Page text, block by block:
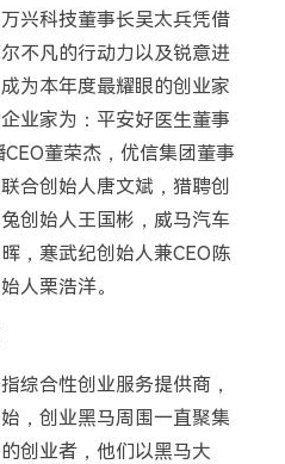
兴科技董事长吴太兵凭借
不凡的行动力以及锐意进
为本年度最耀眼的创业家
业家为：平安好医生董事
董荣杰，优信集团董事
合创始人唐文斌，猎聘创
创始人王国彬，威马汽车
，寒武纪创始人兼CEO陈
人栗浩洋。
综合性创业服务提供商，
，创业黑马周围一直聚集
创业者，他们以黑马大